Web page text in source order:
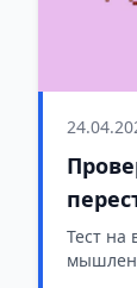
Тест на